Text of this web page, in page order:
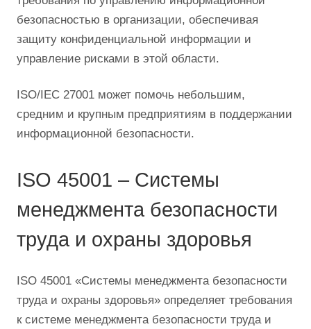
безопасностью в организации, обеспечивая
защиту конфиденциальной информации и
управление рисками в этой области.
ISO/IEC 27001 может помочь небольшим,
средним и крупным предприятиям в поддержании
информационной безопасности.
ISO 45001 – Системы
менеджмента безопасности
труда и охраны здоровья
ISO 45001 «Системы менеджмента безопасности
труда и охраны здоровья» определяет требования
к системе менеджмента безопасности труда и